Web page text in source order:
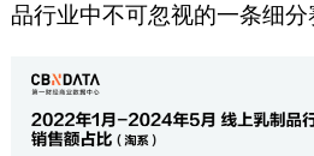
品行业中不可忽视的一条细分